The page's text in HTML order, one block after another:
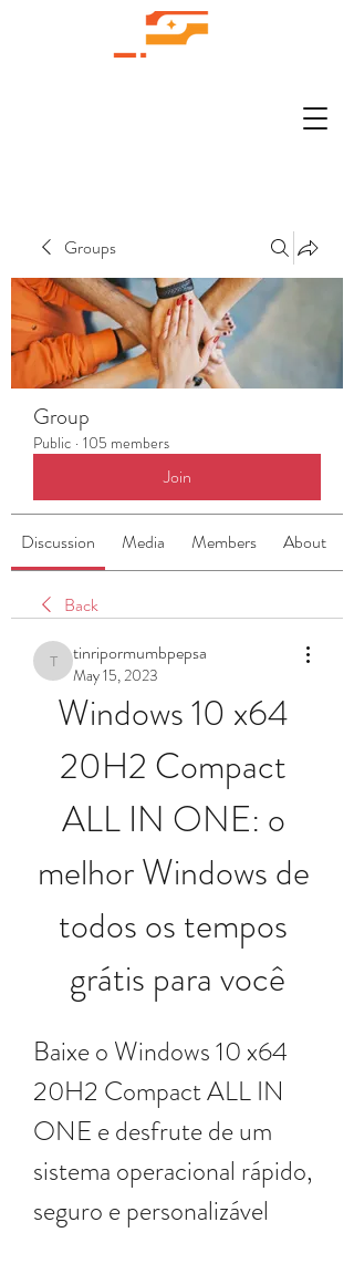
Groups
Group
Public · 105 members
Join
Discussion Media Members About
Back
tinripormumbpepsa
tinripormumbpepsa
May 15, 2023
Windows 10 x64
20H2 Compact
ALL IN ONE: o
melhor Windows de
todos os tempos
grátis para você
Baixe o Windows 10 x64
20H2 Compact ALL IN
ONE e desfrute de um
sistema operacional rápido,
seguro e personalizável